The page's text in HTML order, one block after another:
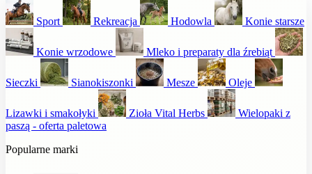
Sport Rekreacja Hodowla Konie starsze
Konie wrzodowe Mleko i preparaty dla źrebiąt
Sieczki Sianokiszonki Mesze Oleje
Lizawki i smakołyki Zioła Vital Herbs
Wielopaki z
paszą - oferta paletowa
Popularne marki